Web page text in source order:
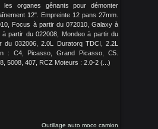
les organes gênants pour démonter
12". Empreinte 12 pans 27mm.
Focus à partir du 072010, Galaxy à
partir du 022008, Mondeo à partir du
du 032006, 2.0L Duratorq TDCI, 2.2L
: C4, Picasso, Grand Picasso, C5.
5008, 407, RCZ Moteurs : 2.0-2 (...)
Outillage auto moco camion